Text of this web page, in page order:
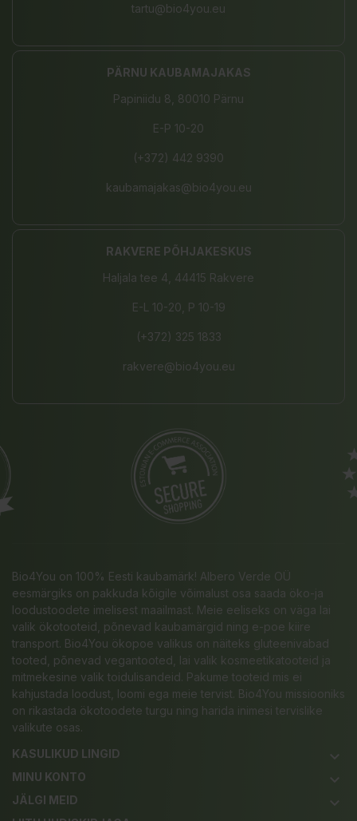
tartu@bio4you.eu
PÄRNU KAUBAMAJAKAS
Papiniidu 8, 80010 Pärnu
E-P 10-20
(+372) 442 9390
kaubamajakas@bio4you.eu
RAKVERE PÕHJAKESKUS
Haljala tee 4, 44415 Rakvere
E-L 10-20, P 10-19
(+372) 325 1833
rakvere@bio4you.eu
Bio4You on 100% Eesti kaubamärk! Albero Verde OÜ
eesmärgiks on pakkuda kõigile võimalust osa saada öko-ja
loodustoodete imelisest maailmast. Meie eeliseks on väga lai
valik ökotooteid, põnevad kaubamärgid ning e-poe kiire
transport. Bio4You ökopoe valikus on näiteks gluteenivabad
tooted, põnevad vegantooted, lai valik kosmeetikatooteid ja
mitmekesine valik toidulisandeid. Pakume tooteid mis ei
kahjustada loodust, loomi ega meie tervist. Bio4You missiooniks
on rikastada ökotoodete turgu ning harida inimesi tervislike
valikute osas.
KASULIKUD LINGID
keyboard_arrow_down
MINU KONTO keyboard_arrow_down
JÄLGI MEID keyboard_arrow_down